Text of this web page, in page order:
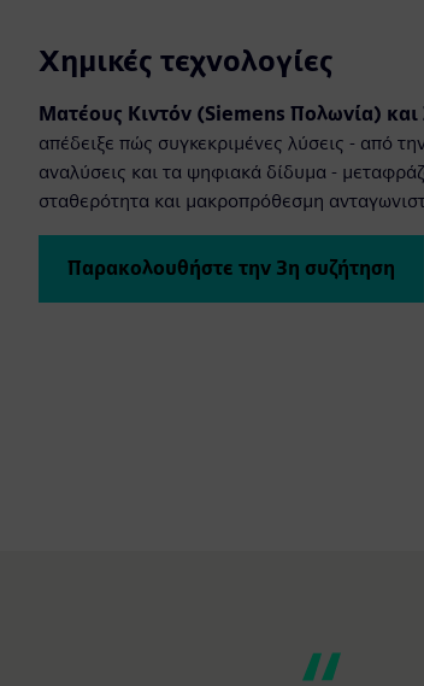
Χημικές τεχνολογίες
Ματέους Κιντόν (Siemens Πολωνία)
απέδειξε πώς συγκεκριμένες λύσεις - από
αναλύσεις και τα ψηφιακά δίδυμα -
σταθερότητα και μακροπρόθεσμη
Παρακολουθήστε την 3η συζήτηση